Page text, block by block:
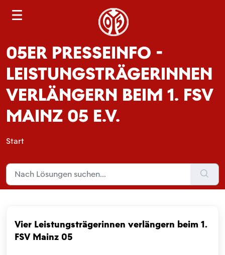
05ER PRESSEINFO -
LEISTUNGSTRÄGERINNEN
VERLÄNGERN BEIM 1. FSV
MAINZ 05 E.V.
Start
Vier Leistungsträgerinnen verlängern beim 1.
FSV Mainz 05